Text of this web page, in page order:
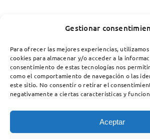
Gestionar
Para ofrecer las mejores experiencias,
cookies para almacenar y/o acceder a la
consentimiento de estas tecnologías nos
como el comportamiento de navegación o las
este sitio. No consentir o retirar el
negativamente a ciertas características y
Aceptar